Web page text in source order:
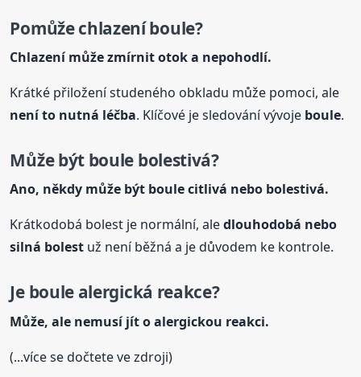
Pomůže chlazeníboule?
Chlazení může zmírnit otok a nepohodlí.
Krátké přiložení studeného obkladu může pomoci, ale
není to nutná léčba. Klíčové je sledování vývoje boule.
Může být boule bolestivá?
Ano, někdy může být boulecitlivá nebo bolestivá.
Krátkodobá bolest je normální, aledlouhodobá nebo
silná bolest už není běžná a je důvodem ke kontrole.
Je boule alergická reakce?
Může, ale nemusí jít o alergickou reakci.
(...více se dočtete ve zdroji)